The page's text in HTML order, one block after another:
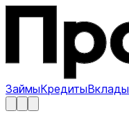
ЗаймыКредитыВклады